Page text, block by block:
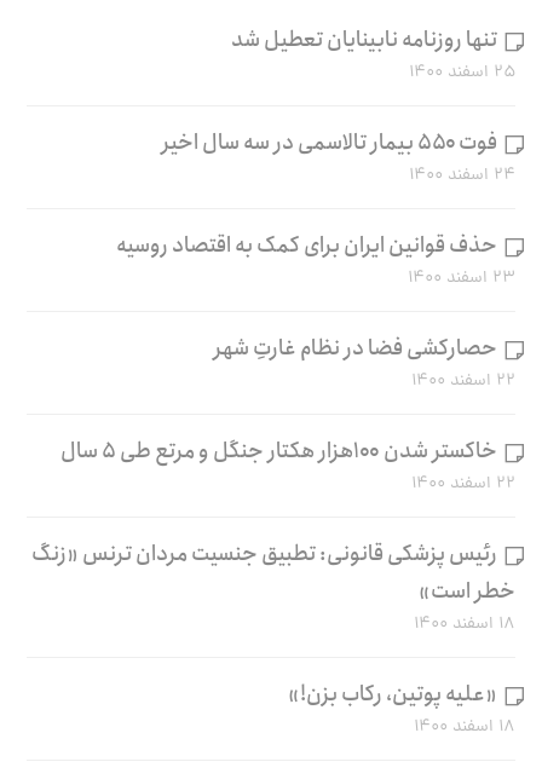
تنها روزنامه نابینایان تعطیل شد
۲۵ اسفند ۱۴۰۰
فوت ۵۵۰ بیمار تالاسمی در سه سال اخیر
۲۴ اسفند ۱۴۰۰
حذف قوانین ایران برای کمک به اقتصاد روسیه
۲۳ اسفند ۱۴۰۰
حصارکشی فضا در نظام غارتِ شهر
۲۲ اسفند ۱۴۰۰
خاکستر شدن ۱۰۰هزار هکتار جنگل و مرتع طی ۵ سال
۲۲ اسفند ۱۴۰۰
رئیس پزشکی قانونی: تطبیق جنسیت مردان ترنس «زنگ
خطر است»
۱۸ اسفند ۱۴۰۰
«علیه پوتین، رکاب بزن!»
۱۸ اسفند ۱۴۰۰